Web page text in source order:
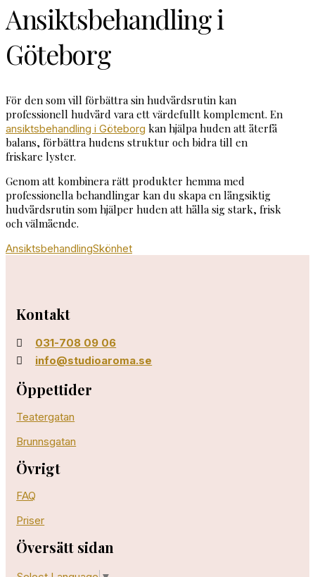
Ansiktsbehandling i
Göteborg
För den som vill förbättra sin hudvårdsrutin kan
professionell hudvård vara ett värdefullt komplement. En
ansiktsbehandling i Göteborg kan hjälpa huden att återfå
balans, förbättra hudens struktur och bidra till en
friskare lyster.
Genom att kombinera rätt produkter hemma med
professionella behandlingar kan du skapa en långsiktig
hudvårdsrutin som hjälper huden att hålla sig stark, frisk
och välmående.
AnsiktsbehandlingSkönhet
Kontakt
031-708 09 06
info@studioaroma.se
Öppettider
Teatergatan
Brunnsgatan
Övrigt
FAQ
Priser
Översätt sidan